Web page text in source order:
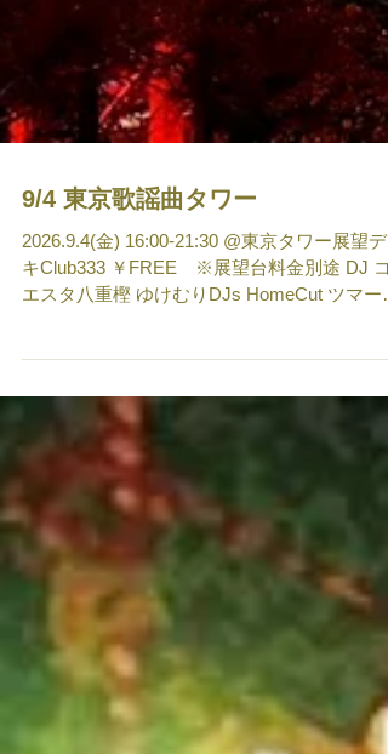
9/4 東京歌謡曲タワー
2026.9.4(金) 16:00-21:30 @東京タワー展望デ
キClub333 ￥FREE ※展望台料金別途 DJ コモ
SLF!! いっさ DJ Nomotan VJ りおんぴ